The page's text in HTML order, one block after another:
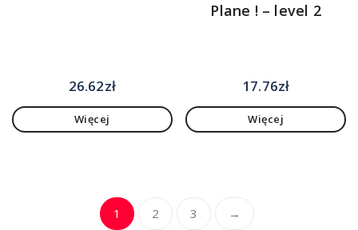
26.62zł
Więcej
Plane ! – level 2
17.76zł
Więcej
1 2 3 →